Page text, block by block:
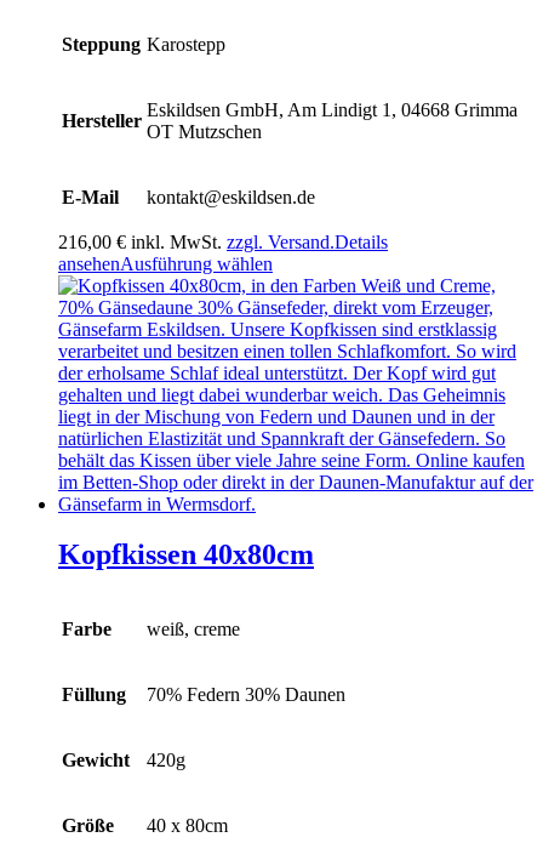
Steppung Karostepp
Hersteller
Eskildsen GmbH, Am Lindigt 1, 04668 Grimma
OT Mutzschen
E-Mail kontakt@eskildsen.de
216,00 € inkl. MwSt. zzgl. Versand.Details
ansehenAusführung wählen
Produkt
weist
mehrere
Varianten
auf.
Die
Optionen
können
auf
der
werden
Kopfkissen 40x80cm
Farbe weiß, creme
Füllung 70% Federn 30% Daunen
Gewicht 420g
Größe 40 x 80cm